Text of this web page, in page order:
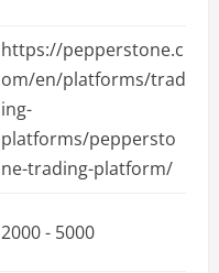
https://pepperstone.c
om/en/platforms/trad
ing-
platforms/peppersto
ne-trading-platform/
2000 - 5000